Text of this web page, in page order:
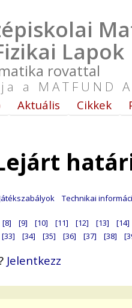
Lapok
rovattal
a MATFUND
Aktuális Cikkek
Technikai
[8] [9] [10] [11] [12] [13]
[14]
[33] [34] [35] [36] [37] [38]
Jelentkezz